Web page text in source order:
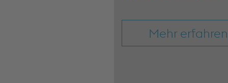
Mehr erfahren